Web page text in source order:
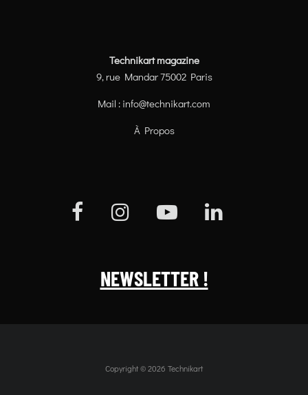
Technikart magazine
9, rue Mandar 75002 Paris
Mail : info@technikart.com
À Propos
NEWSLETTER !
Copyright © 2026 Technikart